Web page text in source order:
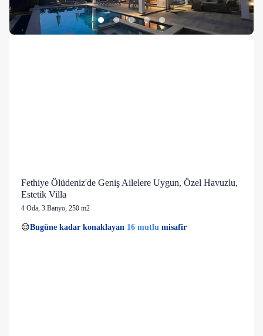
Fethiye Ölüdeniz'de Geniş Ailelere Uygun, Özel Havuzlu,
Estetik Villa
4 Oda, 3 Banyo, 250 m2
👀Son 1 saatte47 kişigörüntüledi